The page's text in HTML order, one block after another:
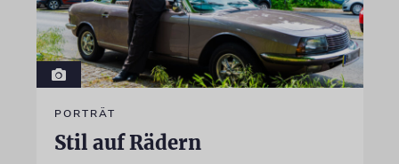
PORTRÄT
Stil auf Rädern